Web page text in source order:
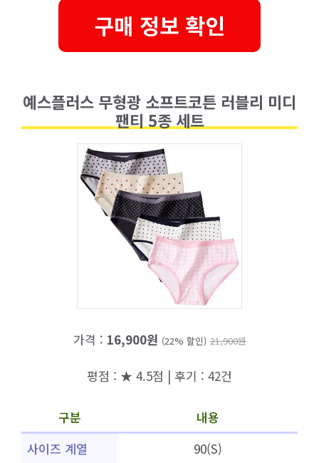
구매 정보 확인
예스플러스 무형광 소프트코튼 러블리 미디
팬티 5종 세트
가격 : 16,900원 (22% 할인) 21,900원
평점 : ★ 4.5점 | 후기 : 42건
구분
내용
사이즈 계열
90(S)